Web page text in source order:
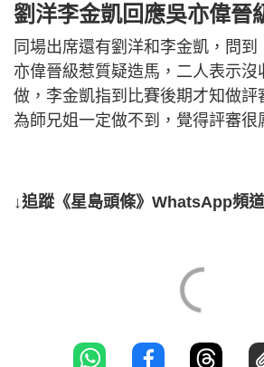
劉洋李金凱回應吳亦偉晉
同場出席還有劉洋和李金凱，問到
亦偉晉級惹質疑造馬，二人表示沒
做，李金凱指到比賽後期才知做評
為師兄姐一定做不到，覺得評審很
↓追蹤《星島頭條》WhatsApp頻